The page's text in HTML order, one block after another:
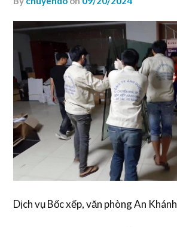
Dịch vụ Bốc xếp, văn phòng An Khánh